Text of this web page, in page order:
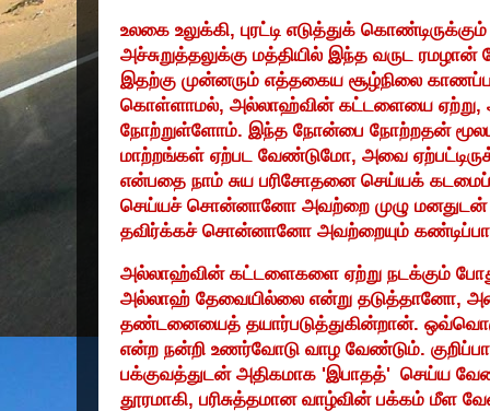
உலகை உலுக்கி, புரட்டி எடுத்துக் கொண்டிருக்கும்
அச்சுறுத்தலுக்கு மத்தியில் இந்த வருட
இதற்கு முன்னரும் எத்தகைய சூழ்நிலை
கொள்ளாமல், அல்லாஹ்வின் கட்டளையை ஏற்று,
நோற்றுள்ளோம். இந்த நோன்பை நோற்றதன்
மாற்றங்கள் ஏற்பட வேண்டுமோ, அவை
என்பதை நாம் சுய பரிசோதனை செய்யக்
செய்யச் சொன்னானோ அவற்றை முழு மனதுடன்
தவிர்க்கச் சொன்னானோ அவற்றையும்
அல்லாஹ்வின் கட்டளைகளை ஏற்று நடக்கும்
அல்லாஹ் தேவையில்லை என்று தடுத்தானோ,
தண்டனையைத் தயார்படுத்துகின்றான். ஒவ்வொரு
என்ற நன்றி உணர்வோடு வாழ வேண்டும்.
பக்குவத்துடன் அதிகமாக 'இபாதத்' செய்ய
தூரமாகி, பரிசுத்தமான வாழ்வின் பக்கம் மீள